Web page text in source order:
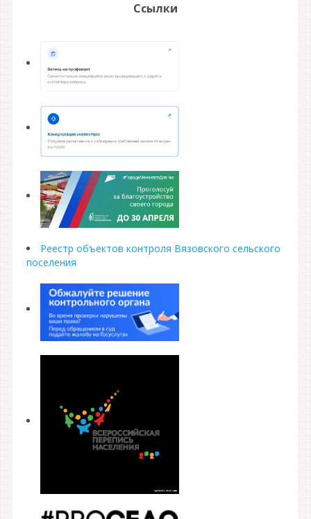
Ссылки
Реестр объектов контроля Вязовского сельского
поселения